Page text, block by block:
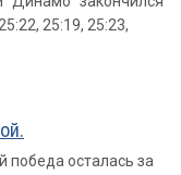
25:19, 25:23,
победа осталась за